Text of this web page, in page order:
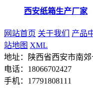
西安纸箱生产厂家
网站首页 关于我们 产品
站地图 XML
地址：陕西省西安市南
电话：18066702427
手机：17791808111